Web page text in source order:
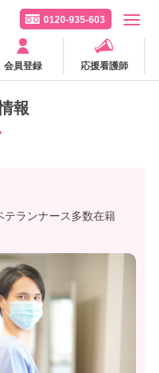
0120-935-603
会員登録 応援看護師
報
ランナース多数在籍